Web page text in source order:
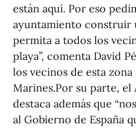
están aquí. Por eso
ayuntamiento construir
permita a todos los
playa”, comenta David
los vecinos de esta zona
Marines.Por su parte, el
destaca además que
al Gobierno de España